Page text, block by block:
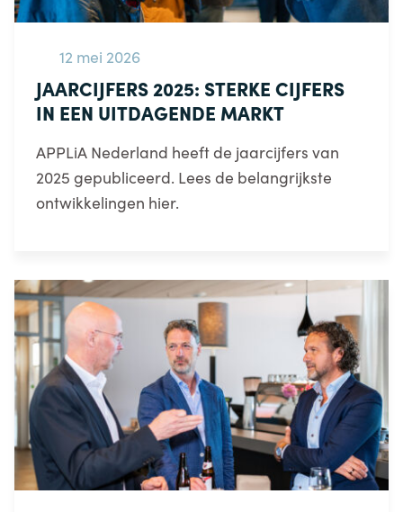
12 mei 2026
JAARCIJFERS 2025: STERKE CIJFERS
IN EEN UITDAGENDE MARKT
APPLiA Nederland heeft de jaarcijfers van
2025 gepubliceerd. Lees de belangrijkste
ontwikkelingen hier.